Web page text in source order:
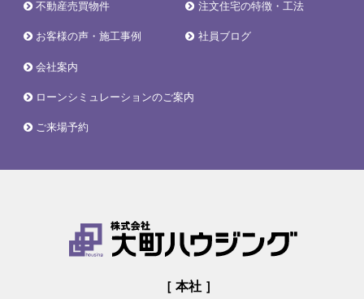
不動産売買物件 注文住宅の特徴・工法
お客様の声・施工事例 社員ブログ
会社案内
ローンシミュレーションのご案内
ご来場予約
［ 本社 ］